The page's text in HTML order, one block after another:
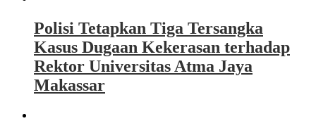
Polisi Tetapkan Tiga Tersangka
Kasus Dugaan Kekerasan terhadap
Rektor Universitas Atma Jaya
Makassar